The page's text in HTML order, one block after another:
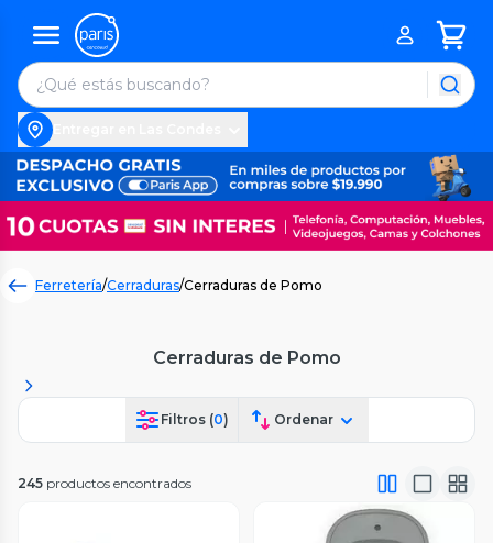
Ferretería/Cerraduras/Cerraduras de Pomo
Cerraduras de Pomo
Filtros (0) Ordenar
245 productos encontrados